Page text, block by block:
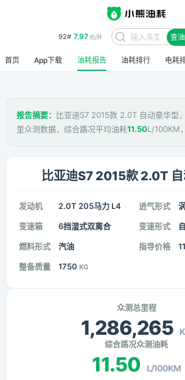
92# 7.97元/升 查
首页 App下载 油耗报告 油耗排行 电耗
报告摘要： 比亚迪S7 2015款 2.0T 自动豪华型
里众测数据，综合路况平均油耗11.50L/100KM
比亚迪S7 2015款 2.0T
发动机 2.0T 205马力 L4 进气形式
变速箱 6挡湿式双离合 变速形式
燃料形式 汽油 指导价格
整备质量 1750 KG
众测总里程
1,286,265
综合路况众测油耗
11.50 L/100KM